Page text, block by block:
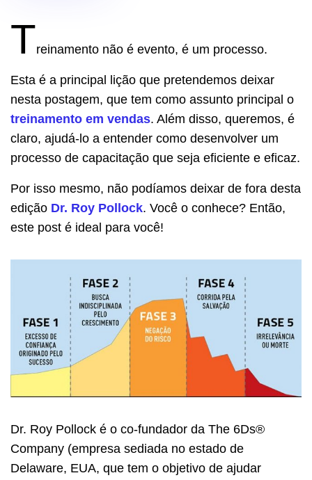
Treinamento não é evento, é um processo.
Esta é a principal lição que pretendemos deixar
nesta postagem, que tem como assunto principal o
treinamento em vendas. Além disso, queremos, é
claro, ajudá-lo a entender como desenvolver um
processo de capacitação que seja eficiente e eficaz.
Por isso mesmo, não podíamos deixar de fora desta
edição Dr. Roy Pollock. Você o conhece? Então,
este post é ideal para você!
Dr. Roy Pollock é o co-fundador da The 6Ds®
Company (empresa sediada no estado de
Delaware, EUA, que tem o objetivo de ajudar